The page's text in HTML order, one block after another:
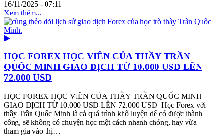
16/11/2025 - 07:11
Xem thêm...
HỌC FOREX HỌC VIÊN CỦA THẦY TRẦN
QUỐC MINH GIAO DỊCH TỪ 10.000 USD LÊN
72.000 USD
HỌC FOREX HỌC VIÊN CỦA THẦY TRẦN QUỐC MINH
GIAO DỊCH TỪ 10.000 USD LÊN 72.000 USD Học Forex với
thầy Trần Quốc Minh là cả quá trình khổ luyện dể có được thành
công, sẽ không có chuyện học một cách nhanh chóng, hay vừa
tham gia vào thị…